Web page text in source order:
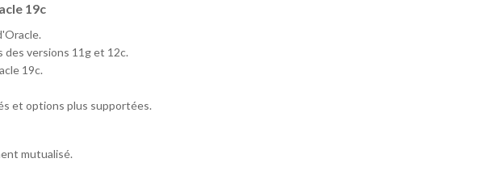
19c
des versions 11g et 12c.
19c.
et options plus supportées.
mutualisé.